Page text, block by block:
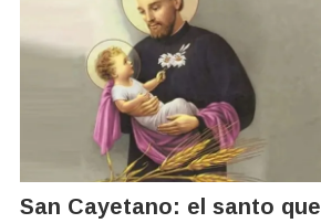
San Cayetano: el santo que